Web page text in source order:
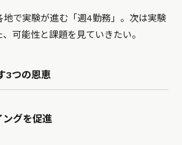
地で実験が進む「週4勤務」。次は実験
可能性と課題を見ていきたい。
3つの恩恵
ングを促進